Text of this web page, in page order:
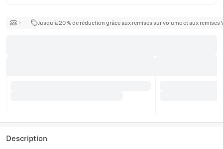
Jusqu’à 20 % de réduction grâce aux remises sur volume et aux remises
Description